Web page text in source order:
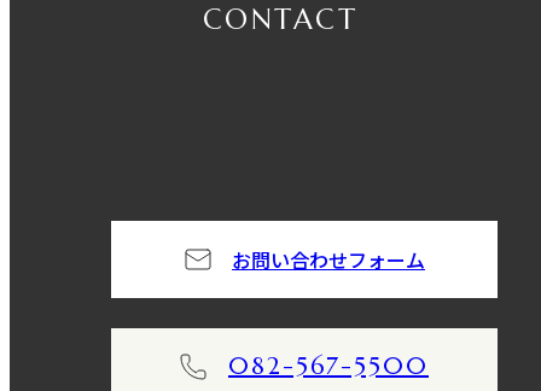
CONTACT
お問い合わせフォーム
082-567-5500